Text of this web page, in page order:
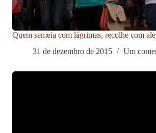
Quem semeia com lágrimas, recolhe com
31 de dezembro de 2015
Um